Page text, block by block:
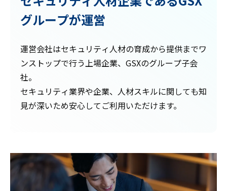
グループが運営
運営会社はセキュリティ人材の育成から提供までワ
ンストップで行う上場企業、GSXのグループ子会
社。
セキュリティ業界や企業、人材スキルに関しても知
見が深いため安心してご利用いただけます。